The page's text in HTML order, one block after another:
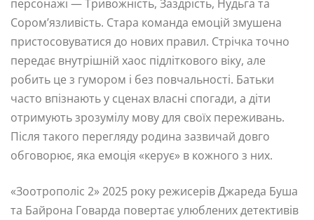
персонажі — Тривожність, Заздрість, Нудьга та
Сором’язливість. Стара команда емоцій змушена
пристосовуватися до нових правил. Стрічка точно
передає внутрішній хаос підліткового віку, але
робить це з гумором і без повчальності. Батьки
часто впізнають у сценах власні спогади, а діти
отримують зрозумілу мову для своїх переживань.
Після такого перегляду родина зазвичай довго
обговорює, яка емоція «керує» в кожного з них.
«Зоотрополіс 2» 2025 року режисерів Джареда Буша
та Байрона Говарда повертає улюблених детективів